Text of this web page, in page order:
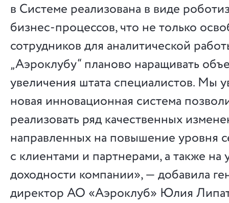
в Системе реализована в виде
бизнес-процессов, что не только
сотрудников для аналитической
„Аэроклубу“ планово наращивать
увеличения штата специалистов. Мы
новая инновационная система
реализовать ряд качественных
направленных на повышение уровня
с клиентами и партнерами, а также на
доходности компании», — добавила
директор АО «Аэроклуб» Юлия